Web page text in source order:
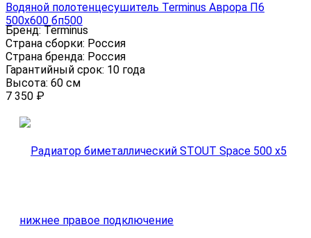
Водяной полотенцесушитель Terminus Аврора П6
500х600 бп500
Бренд: Terminus
Страна сборки: Россия
Страна бренда: Россия
Гарантийный срок: 10 года
Высота: 60 см
7 350 ₽